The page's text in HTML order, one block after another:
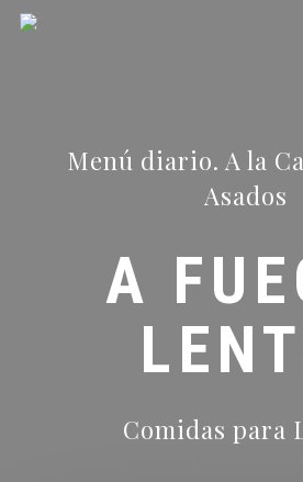
Skip
Menú diario. A la
Asados
A
Comidas para